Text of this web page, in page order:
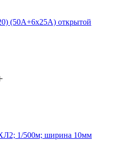
(50А+6х25А) открытой
1/500м; ширина 10мм